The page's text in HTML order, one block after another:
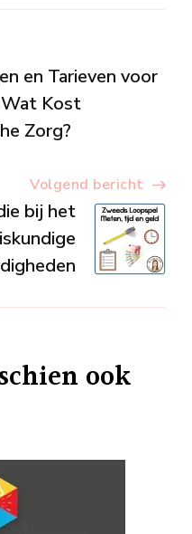
en Tarieven voor
Kost
Zorg?
Volgend bericht
bij het
ook